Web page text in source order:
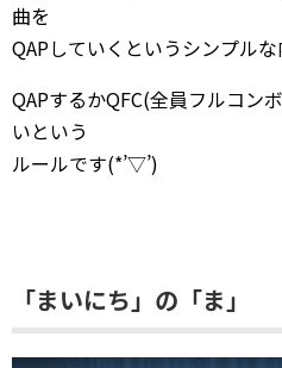
曲を
QAPしていくというシンプル
QAPするかQFC(全員フルコン
いという
ルールです(*’▽’)
「まいにち」の「ま」